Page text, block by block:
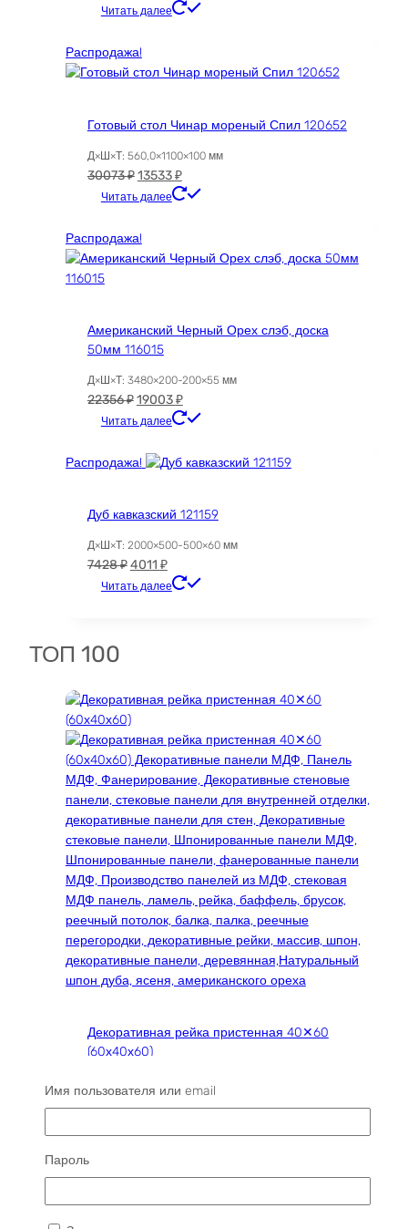
цена
848 ₽.
цена:
Читать далее
Распродажа!
Готовый стол Чинар мореный Спил 120652
Д×Ш×Т: 560,0×1100×100 мм
30073₽Первоначальная
цена
30073 ₽.
13533₽Текущая
цена:
Читать далее
Распродажа!
Американский Черный Орех слэб, доска
50мм 116015
Д×Ш×Т: 3480×200-200×55 мм
22356₽Первоначальная
цена
22356 ₽.
19003₽Текущая
цена:
Читать далее
Распродажа!
Дуб кавказский 121159
Д×Ш×Т: 2000×500-500×60 мм
7428₽Первоначальная
цена
4011 ₽Текущая
цена:
Читать далее
ТОП 100
Декоративная рейка пристенная 40✕60
(60х40х60)
имеет
вариаций.
Опции
Имя пользователя или email
Пароль